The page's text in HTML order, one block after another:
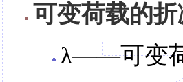
可变荷载的
λ——可变